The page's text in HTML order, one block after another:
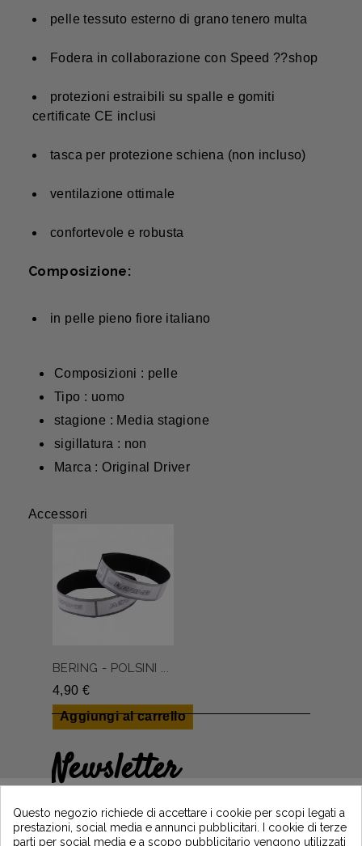
pelle tessuto esterno di grano tenero multa
Fodera in collaborazione con Speed ??shop
protezioni estraibili su spalle e gomiti
certificate CE inclusi
tasca per protezione schiena (non incluso)
ventilazione ottimale
confortevole e robusta
Composizione:
in pelle pieno fiore italiano
Composizioni : pelle
Tipo : uomo
stagione : Media stagione
sigillatura : non
Marca : Original Driver
Accessori
BERING - POLSINI ...
4,90 €
Aggiungi al carrello
Newsletter
iscrivendoti e resta informato sulle ultime
notizie di Vintage Motors
Questo negozio richiede di accettare i cookie per scopi legati a
prestazioni, social media e annunci pubblicitari. I cookie di terze
parti per social media e a scopo pubblicitario vengono utilizzati